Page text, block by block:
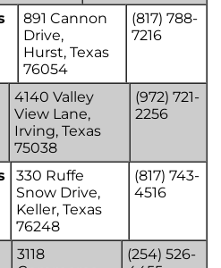
891 Cannon
Drive,
Hurst, Texas
76054
(817) 788-
7216
4140 Valley
View Lane,
Irving, Texas
75038
(972) 721-
2256
330 Ruffe
Snow Drive,
Keller, Texas
76248
(817) 743-
4516
3118
(254) 526-